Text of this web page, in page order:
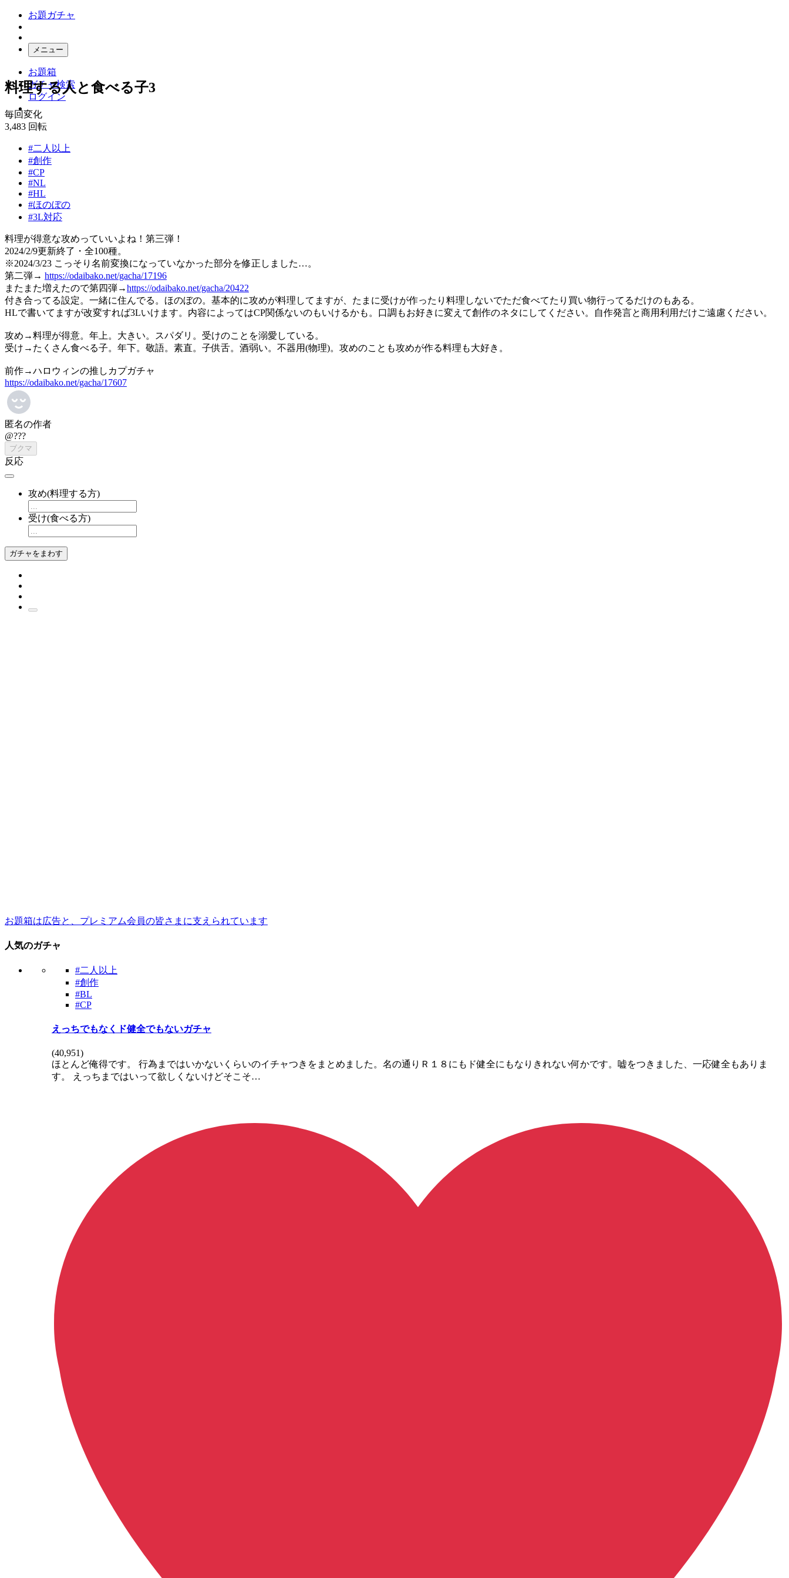
お題ガチャ
メニュー
お題箱
ガチャ検索
ログイン
料理する人と食べる子3
毎回変化
3,483 回転
#二人以上
#創作
#CP
#NL
#HL
#ほのぼの
#3L対応
料理が得意な攻めっていいよね！第三弾！
2024/2/9更新終了・全100種。
※2024/3/23 こっそり名前変換になっていなかった部分を修正しました…。
第二弾→ https://odaibako.net/gacha/17196
またまた増えたので第四弾→https://odaibako.net/gacha/20422
付き合ってる設定。一緒に住んでる。ほのぼの。基本的に攻めが料理してますが、たまに受けが作ったり料理しないでただ食べてたり買い物行ってるだけのもある。
HLで書いてますが改変すれば3Lいけます。内容によってはCP関係ないのもいけるかも。口調もお好きに変えて創作のネタにしてください。自作発言と商用利用だけご遠慮ください。
攻め→料理が得意。年上。大きい。スパダリ。受けのことを溺愛している。
受け→たくさん食べる子。年下。敬語。素直。子供舌。酒弱い。不器用(物理)。攻めのことも攻めが作る料理も大好き。
前作→ハロウィンの推しカプガチャ
https://odaibako.net/gacha/17607
匿名の作者
@???
ブクマ
反応
攻め(料理する方)
受け(食べる方)
ガチャをまわす
お題箱は広告と、プレミアム会員の皆さまに支えられています
人気のガチャ
#二人以上
#創作
#BL
#CP
えっちでもなくド健全でもないガチャ
(40,951)
ほとんど俺得です。 行為まではいかないくらいのイチャつきをまとめました。名の通りＲ１８にもド健全にもなりきれない何かです。嘘をつきました、一応健全もありま
す。 えっちまではいって欲しくないけどそこそ…